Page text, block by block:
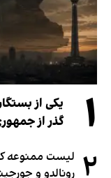
۱
یکی از
گذر از
۲ رونالدو و